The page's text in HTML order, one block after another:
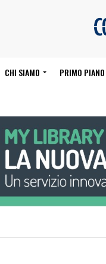
CHI SIAMO PRIMO PIANO